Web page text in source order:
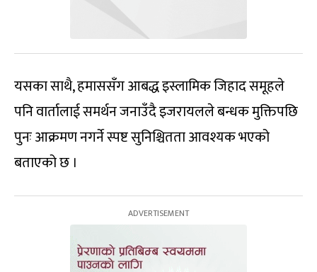
यसका साथै, हमाससँग आबद्ध इस्लामिक जिहाद समूहले
पनि वार्तालाई समर्थन जनाउँदै इजरायलले बन्धक मुक्तिपछि
पुनः आक्रमण नगर्ने स्पष्ट सुनिश्चितता आवश्यक भएको
बताएको छ ।